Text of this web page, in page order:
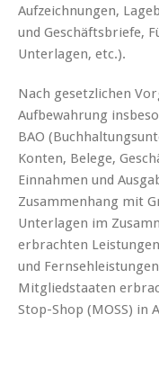
Aufzeichnungen,
und Geschäftsbriefe,
Unterlagen, etc.).
Nach gesetzlichen
Aufbewahrung
BAO
Konten, Belege,
Einnahmen und
Zusammenhang mit
Unterlagen im
erbrachten
und
Mitgliedstaaten
Stop-Shop (MOSS) in